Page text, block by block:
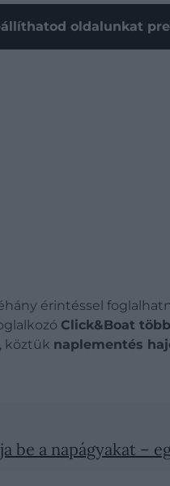
oldalunkat
érintéssel
Click&Boat
köztük naplementés
be a napágyakat –